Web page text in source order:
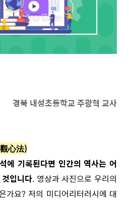
경북 내성초등학교 주광혁 교사
心法)
에 기록된다면 인간의 역사는 어
입니다. 영상과 사진으로 우리의
가요? 저의 미디어리터러시에 대